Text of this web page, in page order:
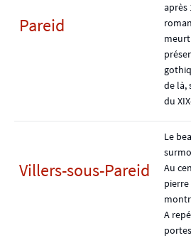
Pareid
après
de là,
du
Villers-sous-Pareid
Le
Au
A